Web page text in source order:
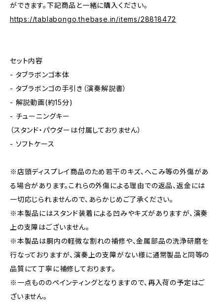
ができます。下記商品と一緒に購入ください。
https://tablabongo.thebase.in/items/28818472
セット内容
- タブラボンゴ本体
- タブラボンゴの手引き（演奏解説書）
- 解説動画(約15分)
- チューニングキー
（スタンド・パウダーは付属しておりません）
- ソフトケース
※店頭ディスプレイ商品のため若干のキズ、へこみ等の外傷があ
る場合があります。これらの外傷による理由での返品、返金には
一切応じられませんので、あらかじめご了承ください。
※本製品にはスタンド装着による凹みやキズがありますが、演奏
上の支障はございません。
※本製品は胴内の軽微な割れの補修や、金属部品の洗浄研磨を
行なっておりますが、演奏上の支障がない様に通常製品と同等の
品質にて丁寧に補修しております。
※一点もののペインティングとなりますので、再入荷の予定はご
ざいません。